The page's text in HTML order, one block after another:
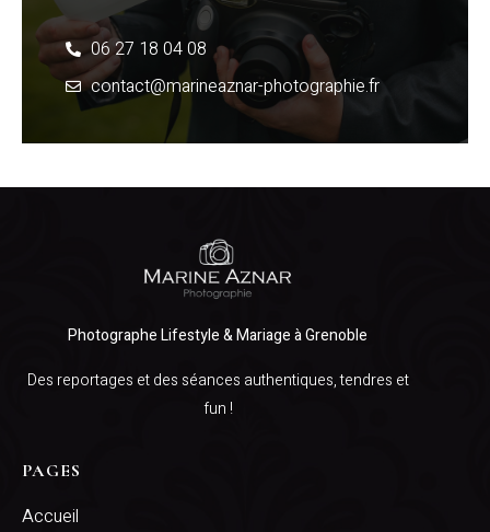
06 27 18 04 08
contact@marineaznar-photographie.fr
Photographe Lifestyle & Mariage à Grenoble
Des reportages et des séances authentiques, tendres et
fun !
PAGES
Accueil